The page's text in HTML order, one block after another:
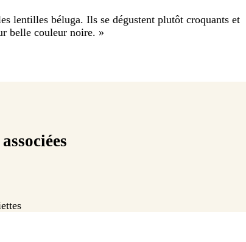
lentilles béluga. Ils se dégustent plutôt croquants et
belle couleur noire. »